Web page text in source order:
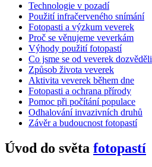
Technologie v pozadí
Použití infračerveného snímání
Fotopasti a výzkum veverek
Proč se věnujeme veverkám
Výhody použití fotopastí
Co jsme se od veverek dozvěděli
Způsob života veverek
Aktivita veverek během dne
Fotopasti a ochrana přírody
Pomoc při počítání populace
Odhalování invazivních druhů
Závěr a budoucnost fotopastí
Úvod do světa fotopastí